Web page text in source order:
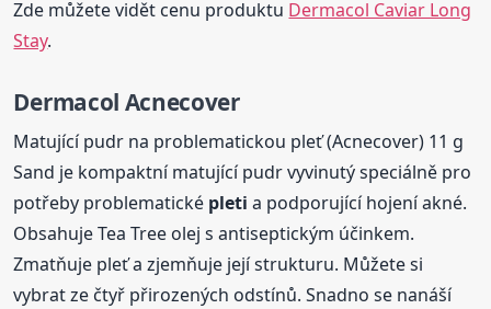
Zde můžete vidět cenu produktu Dermacol Caviar Long
Stay.
Dermacol Acnecover
Matující pudr na problematickou pleť (Acnecover) 11 g
Sand je kompaktní matující pudr vyvinutý speciálně pro
potřeby problematické pleti a podporující hojení akné.
Obsahuje Tea Tree olej s antiseptickým účinkem.
Zmatňuje pleť a zjemňuje její strukturu. Můžete si
vybrat ze čtyř přirozených odstínů. Snadno se nanáší